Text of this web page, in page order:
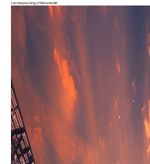
van toepassing | #Advertentie
Serie A, Italië
Lazio
Serie A, Italië
6 dec 17:30
Atalanta
Alle wedstrijden
Lazio - Atalanta
Opstellingen